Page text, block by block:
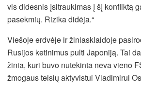
vis didesnis įsitraukimas į šį konfliktą
pasekmių. Rizika didėja.“
Viešoje erdvėje ir žiniasklaidoje
Rusijos ketinimus pulti Japoniją. Tai
žinia, kuri buvo nutekinta neva vieno
žmogaus teisių aktyvistui Vladimirui